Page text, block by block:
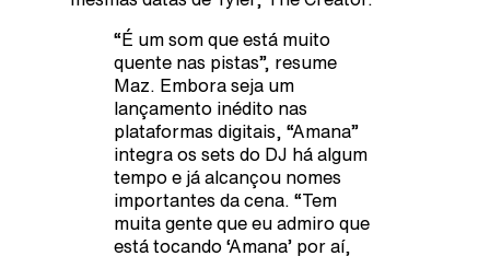
“É um som que está muito
quente nas pistas”, resume
Maz. Embora seja um
lançamento inédito nas
plataformas digitais, “Amana”
integra os sets do DJ há algum
tempo e já alcançou nomes
importantes da cena. “Tem
muita gente que eu admiro que
está tocando ‘Amana’ por aí,